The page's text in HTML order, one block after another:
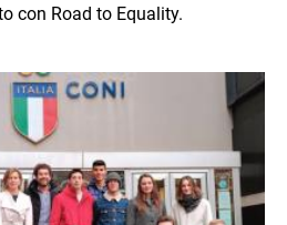
con Road to Equality.